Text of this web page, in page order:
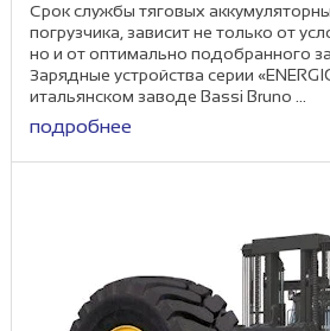
Срок службы тяговых
погрузчика, зависит не только от
но и от оптимально подобранного
Зарядные устройства серии
итальянском заводе Bassi Bruno ...
подробнее